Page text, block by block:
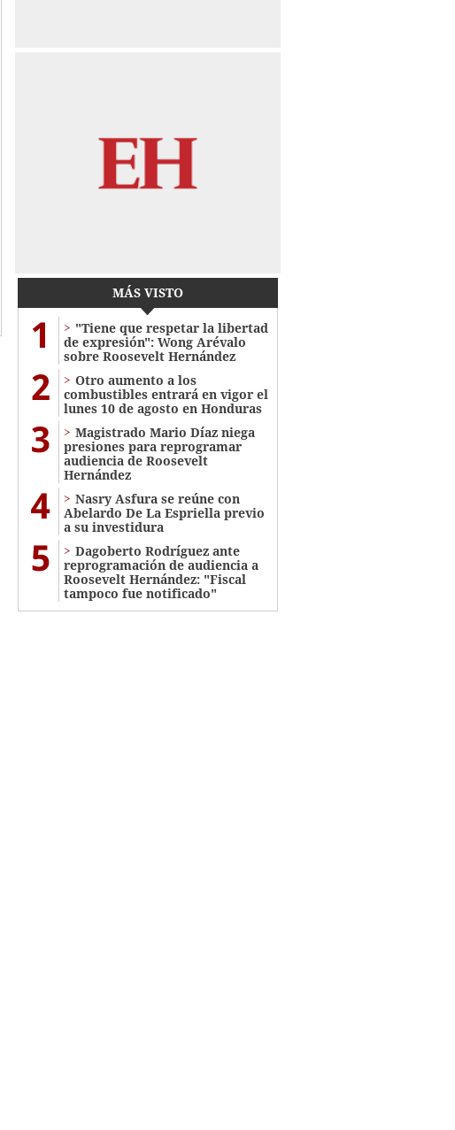
MÁS VISTO
1
"Tiene que respetar la libertad
de expresión": Wong Arévalo
sobre Roosevelt Hernández
2
Otro aumento a los
combustibles entrará en vigor el
lunes 10 de agosto en Honduras
3
Magistrado Mario Díaz niega
presiones para reprogramar
audiencia de Roosevelt
Hernández
4
Nasry Asfura se reúne con
Abelardo De La Espriella previo
a su investidura
5
Dagoberto Rodríguez ante
reprogramación de audiencia a
Roosevelt Hernández: "Fiscal
tampoco fue notificado"